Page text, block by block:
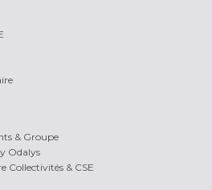
& Groupe
Odalys
Collectivités & CSE